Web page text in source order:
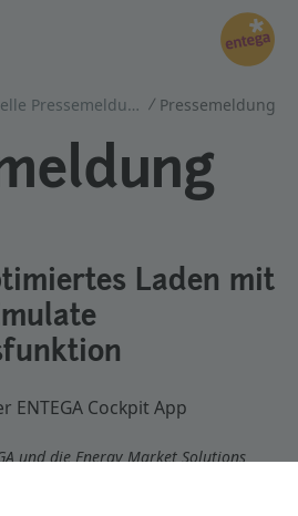
Aktuelle Pressemeldungen Pressemeldung
Laden mit
Cockpit App
und die Energy Market Solutions
smarter Mobilität: Mit der neuen
kostenlosen ENTEGA Cockpit App